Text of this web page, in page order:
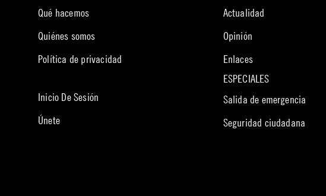
Qué hacemos
Quiénes somos
Política de privacidad
Inicio De Sesión
Únete
Actualidad
Opinión
Enlaces
ESPECIALES
Salida de emergencia
Seguridad ciudadana